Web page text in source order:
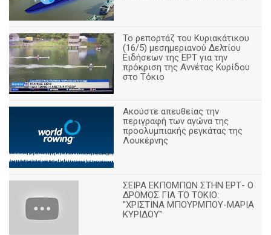
Το ρεπορτάζ του Κυριακάτικου
(16/5) μεσημεριανού Δελτίου
Ειδήσεων της ΕΡΤ για την
πρόκριση της Αννέτας Κυρίδου
στο Τόκιο
Ακούστε απευθείας την
περιγραφή των αγώνα της
προολυμπιακής ρεγκάτας της
Λουκέρνης
ΣΕΙΡΑ ΕΚΠΟΜΠΩΝ ΣΤΗΝ ΕΡΤ- Ο
ΔΡΟΜΟΣ ΓΙΑ ΤΟ ΤΟΚΙΟ:
"ΧΡΙΣΤΙΝΑ ΜΠΟΥΡΜΠΟΥ-ΜΑΡΙΑ
ΚΥΡΙΔΟΥ"